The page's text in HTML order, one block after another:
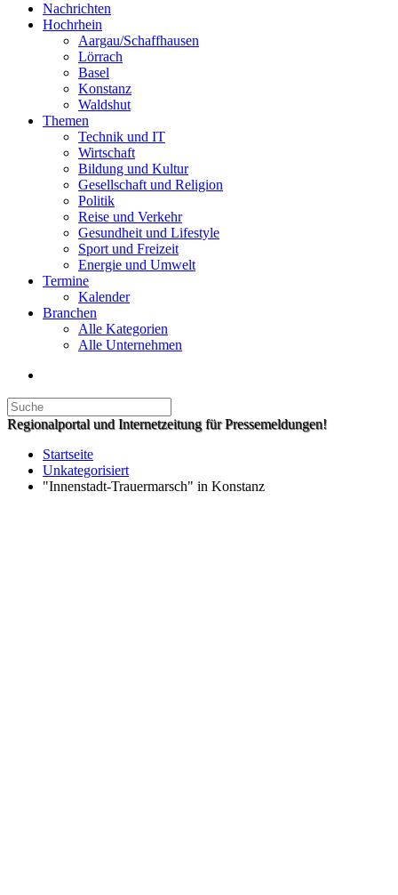
Nachrichten
Hochrhein
Aargau/Schaffhausen
Lörrach
Basel
Konstanz
Waldshut
Themen
Technik und IT
Wirtschaft
Bildung und Kultur
Gesellschaft und Religion
Politik
Reise und Verkehr
Gesundheit und Lifestyle
Sport und Freizeit
Energie und Umwelt
Termine
Kalender
Branchen
Alle Kategorien
Alle Unternehmen
Regionalportal und Internetzeitung für Pressemeldungen!
Startseite
Unkategorisiert
"Innenstadt-Trauermarsch" in Konstanz